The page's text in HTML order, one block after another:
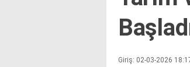
Giriş: 02-03-2026